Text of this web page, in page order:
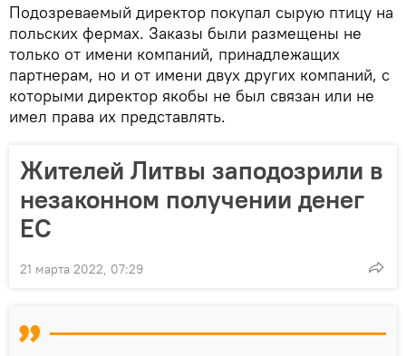
Подозреваемый директор покупал сырую птицу на
польских фермах. Заказы были размещены не
только от имени компаний, принадлежащих
партнерам, но и от имени двух других компаний, с
которыми директор якобы не был связан или не
имел права их представлять.
Жителей Литвы заподозрили в
незаконном получении денег
ЕС
21 марта 2022, 07:29